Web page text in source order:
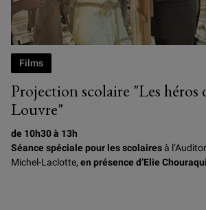
Photogramme du film Les Héros du Louvre,
Projection scolaire "Les héros
Louvre"
Films
de 10h30 à 13h
Séance spéciale pour les scolaires à
Michel-Laclotte, en présence d’Elie